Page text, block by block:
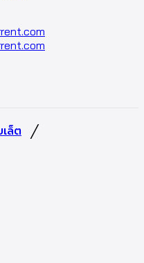
ล็ต /